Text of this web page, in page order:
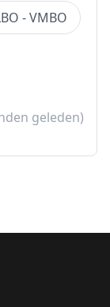
- VMBO
geleden)